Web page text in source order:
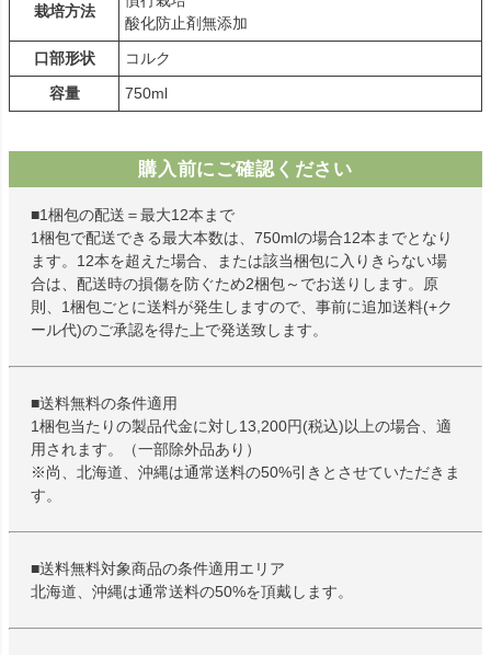
栽培方法
酸化防止剤無添加
口部形状
コルク
容量
750ml
購入前にご確認ください
■1梱包の配送＝最大12本まで
1梱包で配送できる最大本数は、750mlの場合12本までとなり
ます。12本を超えた場合、または該当梱包に入りきらない場
合は、配送時の損傷を防ぐため2梱包～でお送りします。原
則、1梱包ごとに送料が発生しますので、事前に追加送料(+ク
ール代)のご承認を得た上で発送致します。
■送料無料の条件適用
1梱包当たりの製品代金に対し13,200円(税込)以上の場合、適
用されます。（一部除外品あり）
※尚、北海道、沖縄は通常送料の50%引きとさせていただきま
す。
■送料無料対象商品の条件適用エリア
北海道、沖縄は通常送料の50%を頂戴します。